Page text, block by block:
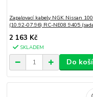
Zapalovací kabely NGK Nissan
(10.92-07.96) RC-NE08 9405
2 163 Kč
SKLADEM
Do